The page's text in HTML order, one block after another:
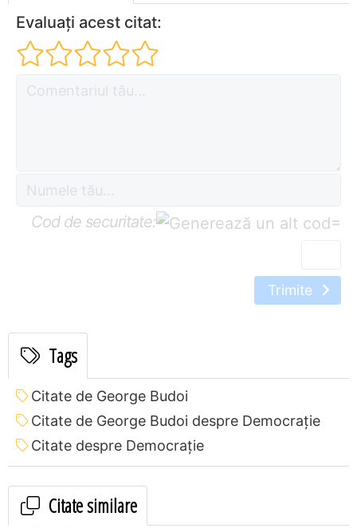
Evaluați acest citat:
Cod de securitate: =
Trimite
Tags
Citate de George Budoi
Citate de George Budoi despre Democrație
Citate despre Democrație
Citate similare